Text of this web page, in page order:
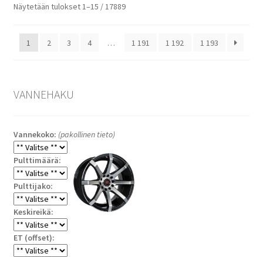
Näytetään tulokset 1–15 / 17889Halvin
1 2 3 4 … 1 191 1 192 1 193
VANNEHAKU
Vannekoko: (pakollinen tieto)
Pulttimäärä:
Pulttijako:
Keskireikä:
ET (offset):